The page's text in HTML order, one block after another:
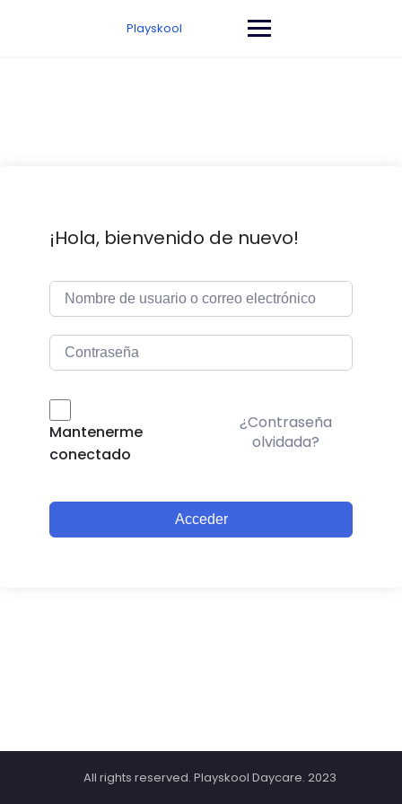
Playskool
¡Hola, bienvenido de nuevo!
Mantenerme
conectado
¿Contraseña
olvidada?
Acceder
All rights reserved. Playskool Daycare. 2023